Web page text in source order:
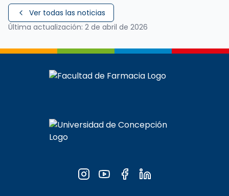
Ver todas las noticias
Última actualización: 2 de abril de 2026